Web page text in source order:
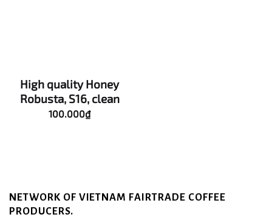
High quality Honey
Robusta, S16, clean
100.000₫
NETWORK OF VIETNAM FAIRTRADE COFFEE
PRODUCERS.